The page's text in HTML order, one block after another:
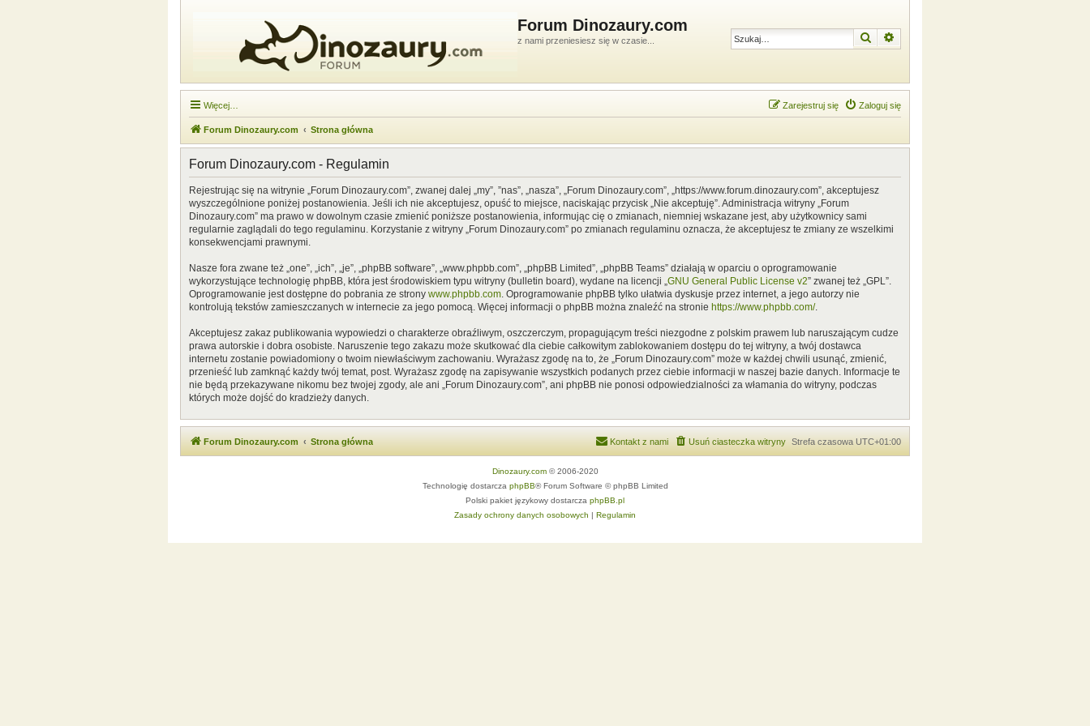
Forum Dinozaury.com
z nami przeniesiesz się w czasie... Szukaj
Więcej… Zaloguj się
Zarejestruj się
Forum Dinozaury.com Strona główna
Forum Dinozaury.com - Regulamin
Rejestrując się na witrynie „Forum Dinozaury.com”, zwanej dalej „my”, ”nas”, „nasza”, „Forum Dinozaury.com”, „https://www.forum.dinozaury.com”, akceptujesz
wyszczególnione poniżej postanowienia. Jeśli ich nie akceptujesz, opuść to miejsce, naciskając przycisk „Nie akceptuję”. Administracja witryny „Forum
Dinozaury.com” ma prawo w dowolnym czasie zmienić poniższe postanowienia, informując cię o zmianach, niemniej wskazane jest, aby użytkownicy sami
regularnie zaglądali do tego regulaminu. Korzystanie z witryny „Forum Dinozaury.com” po zmianach regulaminu oznacza, że akceptujesz te zmiany ze wszelkimi
konsekwencjami prawnymi.
Nasze fora zwane też „one”, „ich”, „je”, „phpBB software”, „www.phpbb.com”, „phpBB Limited”, „phpBB Teams” działają w oparciu o oprogramowanie
wykorzystujące technologię phpBB, która jest środowiskiem typu witryny (bulletin board), wydane na licencji „GNU General Public License v2” zwanej też „GPL”.
Oprogramowanie jest dostępne do pobrania ze strony www.phpbb.com. Oprogramowanie phpBB tylko ułatwia dyskusje przez internet, a jego autorzy nie
kontrolują tekstów zamieszczanych w internecie za jego pomocą. Więcej informacji o phpBB można znaleźć na stronie https://www.phpbb.com/.
Akceptujesz zakaz publikowania wypowiedzi o charakterze obraźliwym, oszczerczym, propagującym treści niezgodne z polskim prawem lub naruszającym cudze
prawa autorskie i dobra osobiste. Naruszenie tego zakazu może skutkować dla ciebie całkowitym zablokowaniem dostępu do tej witryny, a twój dostawca
internetu zostanie powiadomiony o twoim niewłaściwym zachowaniu. Wyrażasz zgodę na to, że „Forum Dinozaury.com” może w każdej chwili usunąć, zmienić,
przenieść lub zamknąć każdy twój temat, post. Wyrażasz zgodę na zapisywanie wszystkich podanych przez ciebie informacji w naszej bazie danych. Informacje te
nie będą przekazywane nikomu bez twojej zgody, ale ani „Forum Dinozaury.com”, ani phpBB nie ponosi odpowiedzialności za włamania do witryny, podczas
których może dojść do kradzieży danych.
Forum Dinozaury.com Strona główna Strefa czasowa UTC+01:00
Usuń ciasteczka witryny
Kontakt z nami
Dinozaury.com© 2006-2020
Technologię dostarcza phpBB® Forum Software © phpBB Limited
Polski pakiet językowy dostarcza phpBB.pl
Zasady ochrony danych osobowych | Regulamin